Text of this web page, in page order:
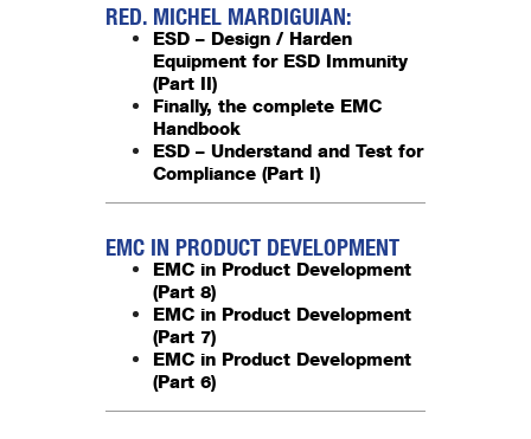
RED. MICHEL MARDIGUIAN:
ESD – Design / Harden
Equipment for ESD Immunity
(Part II)
Finally, the complete EMC
Handbook
ESD – Understand and Test for
Compliance (Part I)
EMC IN PRODUCT DEVELOPMENT
EMC in Product Development
(Part 8)
EMC in Product Development
(Part 7)
EMC in Product Development
(Part 6)